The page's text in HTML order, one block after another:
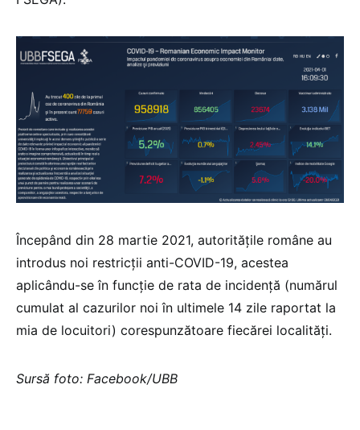
Începând din 28 martie 2021, autoritățile române au
introdus noi restricții anti-COVID-19, acestea
aplicându-se în funcție de rata de incidență (numărul
cumulat al cazurilor noi în ultimele 14 zile raportat la
mia de locuitori) corespunzătoare fiecărei localități.
Sursă foto: Facebook/UBB